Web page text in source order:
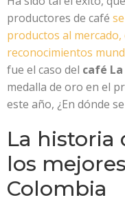
productores de café
productos al
reconocimientos
fue el caso del café
medalla de oro en el
este año, ¿En dónde
La historia
los
Colombia